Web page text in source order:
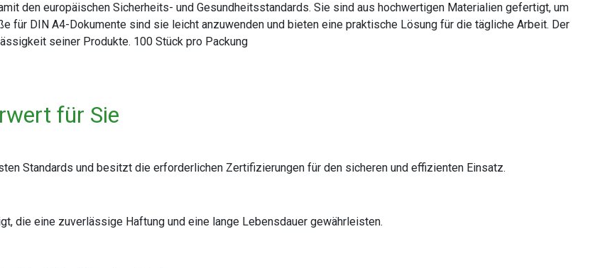
den europäischen Sicherheits- und Gesundheitsstandards. Sie sind aus hochwertigen Materialien gefertigt, um
für DIN A4-Dokumente sind sie leicht anzuwenden und bieten eine praktische Lösung für die tägliche Arbeit. Der
seiner Produkte. 100 Stück pro Packung
für Sie
Standards und besitzt die erforderlichen Zertifizierungen für den sicheren und effizienten Einsatz.
die eine zuverlässige Haftung und eine lange Lebensdauer gewährleisten.